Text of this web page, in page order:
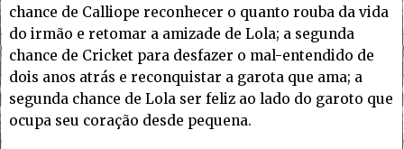
chance de Calliope reconhecer o quanto rouba da vida
do irmão e retomar a amizade de Lola; a segunda
chance de Cricket para desfazer o mal-entendido de
dois anos atrás e reconquistar a garota que ama; a
segunda chance de Lola ser feliz ao lado do garoto que
ocupa seu coração desde pequena.